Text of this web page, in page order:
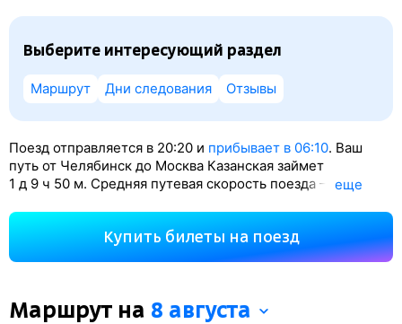
Выберите интересующий раздел
Маршрут Дни следования Отзывы
Поезд отправляется в 20:20 и прибывает в 06:10. Ваш
путь от Челябинск до Москва Казанская займет
1 д 9 ч 50 м. Средняя путевая скорость поезда — 61 км/ч.
2048 км. На этом маршруте будет 24 остановки. Самая
продолжительная стоянка поезда на станции Уфа — 44
минуты.
eще
Купить билеты на поезд
Маршрут на 8 августа